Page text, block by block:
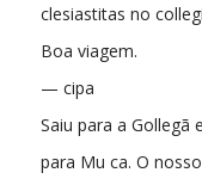
clesiastitas no
Boa viagem.
— cipa
Saiu para a Gollegã
para Mu ca. O